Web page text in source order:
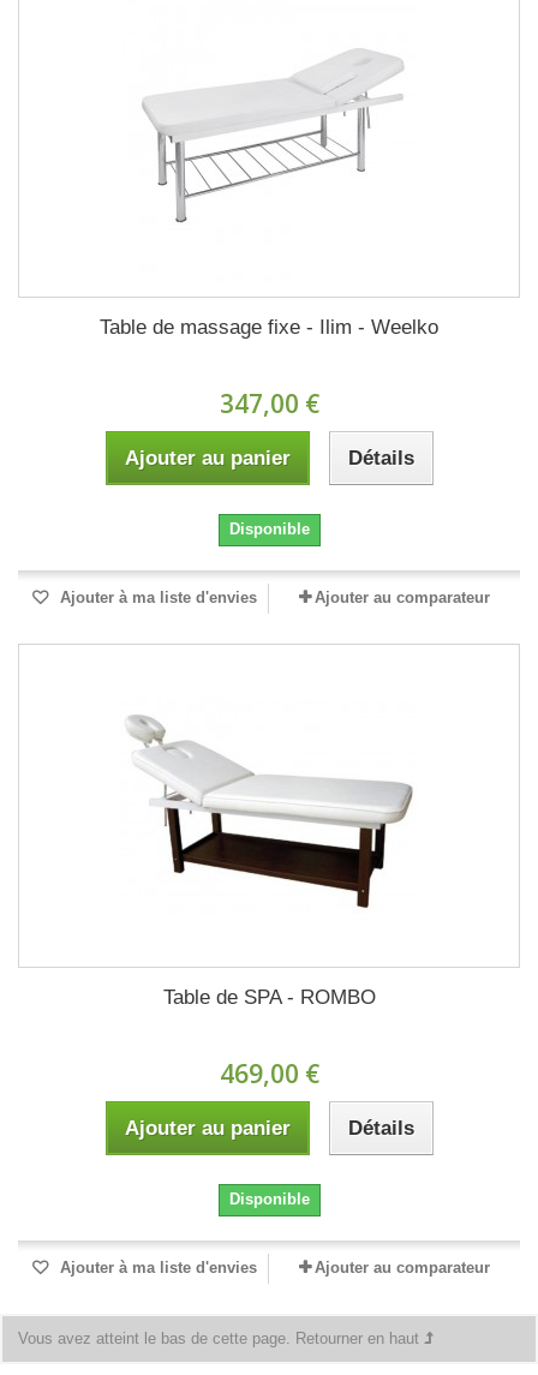
Table de massage fixe - Ilim - Weelko
347,00 €
Ajouter au panier Détails
Disponible
Ajouter à ma liste d'envies Ajouter au comparateur
Table de SPA - ROMBO
469,00 €
Ajouter au panier Détails
Disponible
Ajouter à ma liste d'envies Ajouter au comparateur
Vous avez atteint le bas de cette page. Retourner en haut